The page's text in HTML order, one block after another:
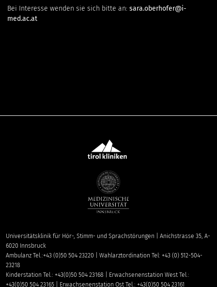
Bei Interesse wenden sie sich bitte an: sara.oberhofer@i-
med.ac.at
Universitätsklinik für Hör-, Stimm- und Sprachstörungen | Anichstrasse 35, A-
6020 Innsbruck
Ambulanz Tel.:+43 (0)50 504 23220 | Wahlarztordination Tel: +43 (0) 512-504-
23218
Kinderstation Tel.: +43(0)50 504 23168 | Erwachsenenstation West Tel.:
+43(0)50 504 23165 | Erwachsenenstation Ost Tel.: +43(0)50 504 23161